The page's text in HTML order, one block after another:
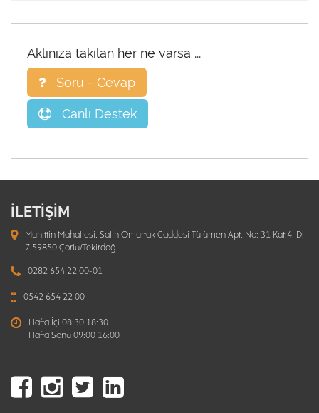
Aklınıza takılan her ne varsa ...
Soru - Cevap
Canlı Destek
İLETİŞİM
Muhittin Mahallesi, Salih Omurtak Caddesi Tülümen Apt. No: 31 Kat:4, D:
7 59850 Çorlu/Tekirdağ
0282 654 22 00-01
0542 654 22 00
Hafta İçi 08:30 18:30
Hafta Sonu 09:00 16:00